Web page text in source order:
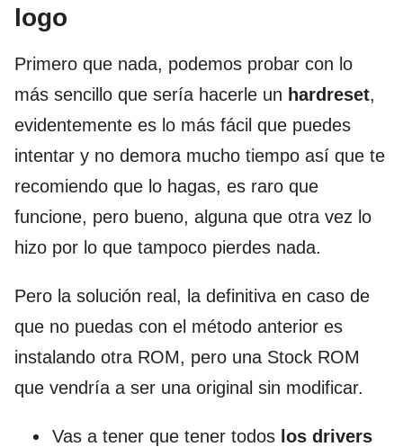
logo
Primero que nada, podemos probar con lo
más sencillo que sería hacerle un hardreset,
evidentemente es lo más fácil que puedes
intentar y no demora mucho tiempo así que te
recomiendo que lo hagas, es raro que
funcione, pero bueno, alguna que otra vez lo
hizo por lo que tampoco pierdes nada.
Pero la solución real, la definitiva en caso de
que no puedas con el método anterior es
instalando otra ROM, pero una Stock ROM
que vendría a ser una original sin modificar.
Vas a tener que tener todos los drivers